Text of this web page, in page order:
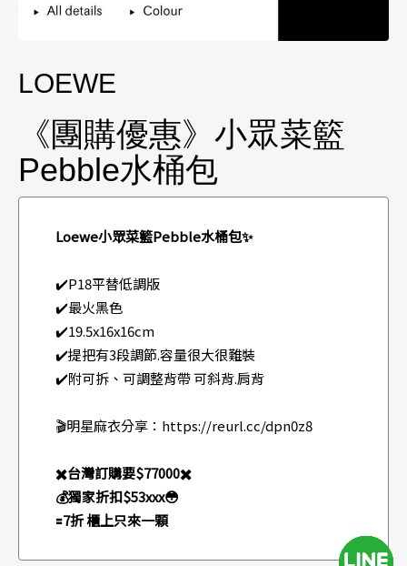
LOEWE
《團購優惠》小眾菜籃
Pebble水桶包
Loewe小眾菜籃Pebble水桶包✨
✔️P18平替低調版
✔️最火黑色
✔️19.5x16x16cm
✔️提把有3段調節.容量很大很難裝
✔️附可拆、可調整背帶 可斜背.肩背
🎬明星麻衣分享：https://reurl.cc/dpn0z8
✖️台灣訂購要$77000✖️
💰獨家折扣$53xxx😳
🟰7折 櫃上只來一顆